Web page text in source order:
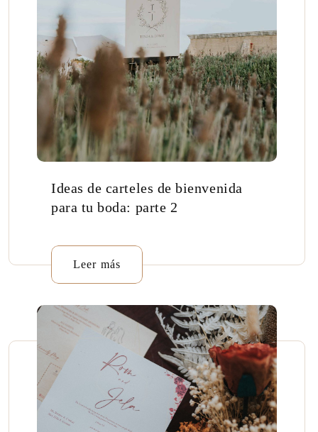
Ideas de carteles de bienvenida
para tu boda: parte 2
Leer más